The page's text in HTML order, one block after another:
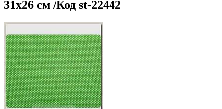
31х26 см /Код st-22442